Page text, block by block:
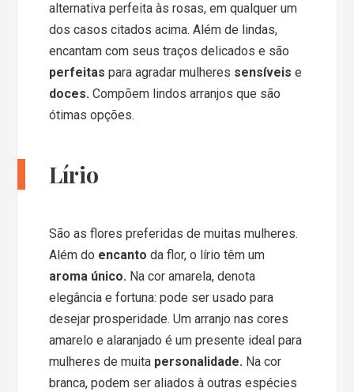
alternativa perfeita às rosas, em qualquer um
dos casos citados acima. Além de lindas,
encantam com seus traços delicados e são
perfeitas para agradar mulheres sensíveis e
doces. Compõem lindos arranjos que são
ótimas opções.
Lírio
São as flores preferidas de muitas mulheres.
Além do encanto da flor, o lírio têm um
aroma único. Na cor amarela, denota
elegância e fortuna: pode ser usado para
desejar prosperidade. Um arranjo nas cores
amarelo e alaranjado é um presente ideal para
mulheres de muita personalidade. Na cor
branca, podem ser aliados à outras espécies